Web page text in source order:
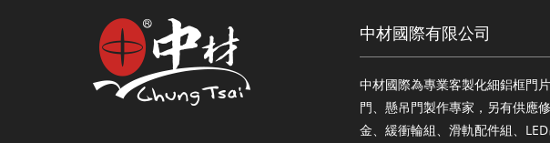
中材國際有限公司
中材國際為專業客製化細鋁框門
門、懸吊門製作專家，另有供應
金、緩衝輪組、滑軌配件組、